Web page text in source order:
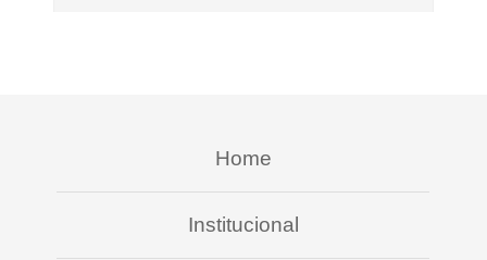
Home
Institucional